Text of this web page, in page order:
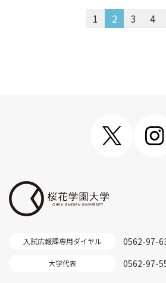
1 2 3 4
入試広報課専用ダイヤル 0562-97-
大学代表 0562-97-